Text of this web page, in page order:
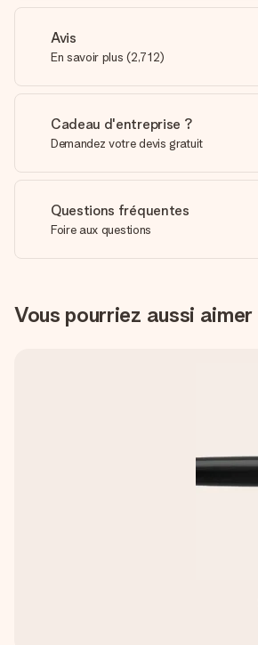
Avis
En savoir plus (2,712)
Cadeau d'entreprise ?
Demandez votre devis gratuit
Questions fréquentes
Foire aux questions
Vous pourriez aussi aimer